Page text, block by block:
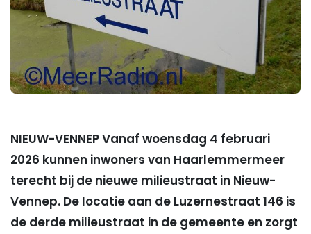
NIEUW-VENNEP Vanaf woensdag 4 februari
2026 kunnen inwoners van Haarlemmermeer
terecht bij de nieuwe milieustraat in Nieuw-
Vennep. De locatie aan de Luzernestraat 146 is
de derde milieustraat in de gemeente en zorgt